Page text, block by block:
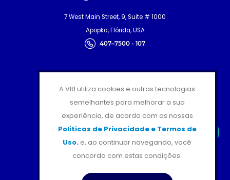
7 West Main Street, 9, Suite # 1000
Apopka, Flórida, USA
407–7500 - 107
SIGA-NOS
A VRI utiliza cookies e outras tecnologias
semelhantes para melhorar a sua
experiência, de acordo com as nossas
Politicas de Privacidade e Termos de
Uso. e, ao continuar navegando, você
concorda com estas condições.